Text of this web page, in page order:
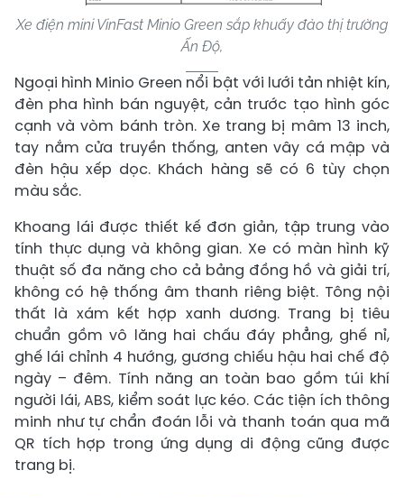
Xe điện mini VinFast Minio Green sắp khuấy đảo thị trường
Ấn Độ,
Ngoại hình Minio Green nổi bật với lưới tản nhiệt kín,
đèn pha hình bán nguyệt, cản trước tạo hình góc
cạnh và vòm bánh tròn. Xe trang bị mâm 13 inch,
tay nắm cửa truyền thống, anten vây cá mập và
đèn hậu xếp dọc. Khách hàng sẽ có 6 tùy chọn
màu sắc.
Khoang lái được thiết kế đơn giản, tập trung vào
tính thực dụng và không gian. Xe có màn hình kỹ
thuật số đa năng cho cả bảng đồng hồ và giải trí,
không có hệ thống âm thanh riêng biệt. Tông nội
thất là xám kết hợp xanh dương. Trang bị tiêu
chuẩn gồm vô lăng hai chấu đáy phẳng, ghế nỉ,
ghế lái chỉnh 4 hướng, gương chiếu hậu hai chế độ
ngày – đêm. Tính năng an toàn bao gồm túi khí
người lái, ABS, kiểm soát lực kéo. Các tiện ích thông
minh như tự chẩn đoán lỗi và thanh toán qua mã
QR tích hợp trong ứng dụng di động cũng được
trang bị.